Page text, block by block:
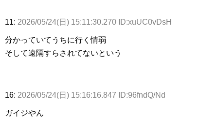
11: 2026/05/24(日) 15:11:30.270 ID:xuUC0vDsH
分かっていてうちに行く情弱
そして遠隔すらされてないという
16: 2026/05/24(日) 15:16:16.847 ID:96fndQ/Nd
ガイジやん